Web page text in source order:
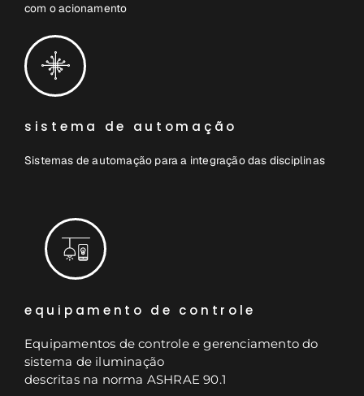
com o acionamento
sistema de automação
Sistemas de automação para a integração das disciplinas
equipamento de controle
Equipamentos de controle e gerenciamento do
sistema de iluminação
descritas na norma ASHRAE 90.1